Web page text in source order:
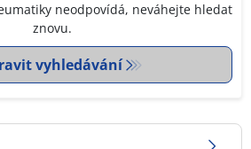
neodpovídá, neváhejte hledat
znovu.
vyhledávání